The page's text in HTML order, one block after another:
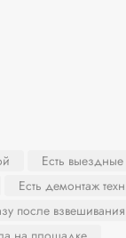
Есть
Есть демонтаж
после взвешивания